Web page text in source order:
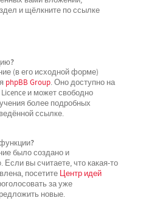
и щёлкните по ссылке
(в его исходной форме)
phpBB Group. Оно доступно на
и может свободно
более подробных
ссылке.
было создано и
Если вы считаете, что какая-то
посетите Центр идей
за уже
новые.